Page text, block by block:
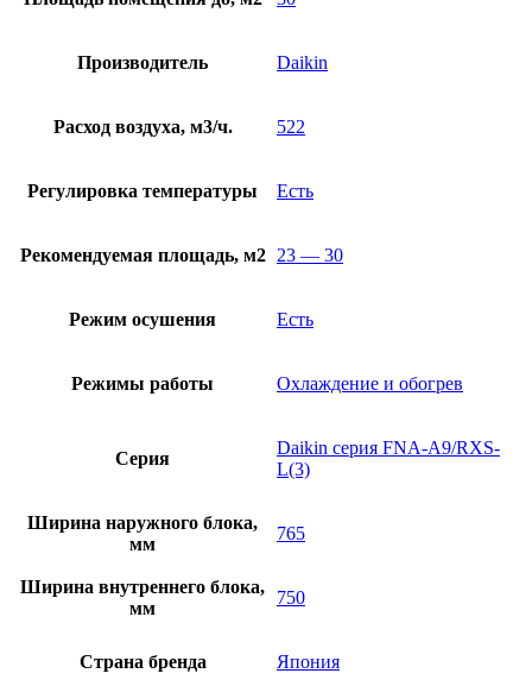
Производитель Daikin
Расход воздуха, м3/ч. 522
Регулировка температуры Есть
Рекомендуемая площадь, м2 23 — 30
Режим осушения Есть
Режимы работы Охлаждение и обогрев
Серия
Daikin серия FNA-A9/RXS-
L(3)
Ширина наружного блока,
мм
765
Ширина внутреннего блока,
мм
750
Страна бренда Япония